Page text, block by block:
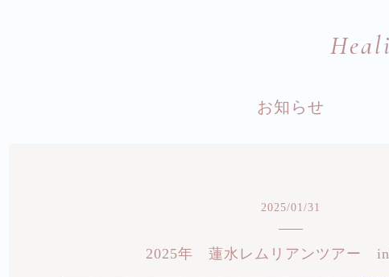
お知らせ
2025/01/31
2025年 蓮水レムリアンツアー in